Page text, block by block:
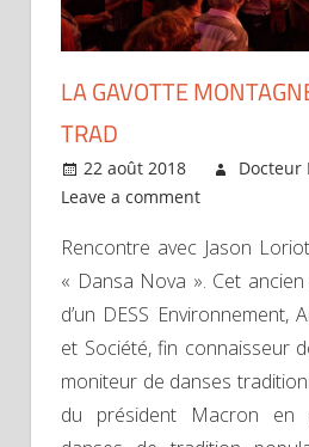
LA GAVOTTE
TRAD
22 août 2018 Docteur
Leave a comment
Rencontre avec Jason
« Dansa Nova ». Cet ancien
d’un DESS Environnement,
et Société, fin connaisseur
moniteur de danses
du président Macron en